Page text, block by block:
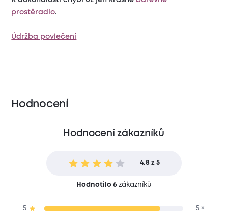
prostěradlo.
Údržba povlečení
Hodnocení
Hodnocení zákazníků
4.8 z 5
Hodnotilo 6 zákazníků
5 5 ×